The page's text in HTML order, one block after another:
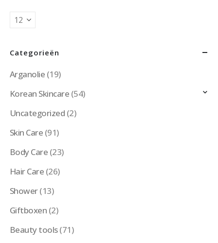
Categorieën
Arganolie (19)
Korean Skincare (54)
Uncategorized (2)
Skin Care (91)
Body Care (23)
Hair Care (26)
Shower(13)
Giftboxen (2)
Beauty tools(71)